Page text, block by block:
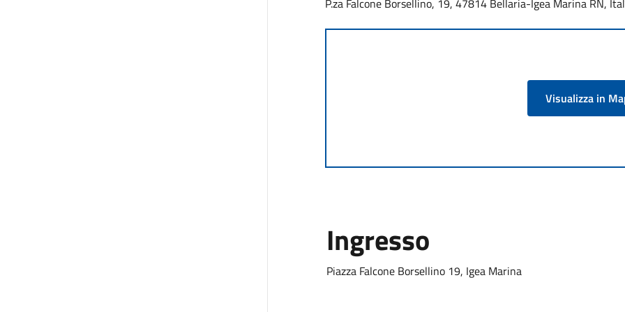
P.za Falcone Borsellino, 19, 47814 Bellaria-Igea Marina RN,
Visualizza in
Ingresso
Piazza Falcone Borsellino 19, Igea Marina